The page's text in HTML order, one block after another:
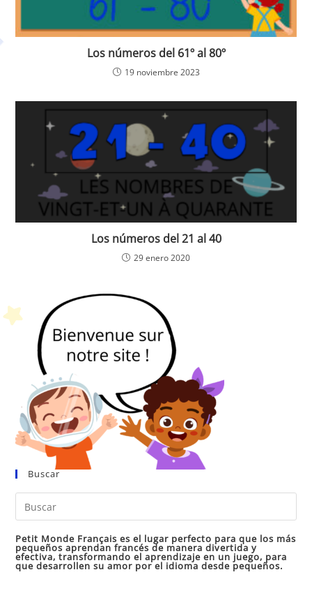
Los números del 61º al 80º
19 noviembre 2023
Los números del 21 al 40
29 enero 2020
Buscar
Petit Monde Français es el lugar perfecto para que los más
pequeños aprendan francés de manera divertida y
efectiva, transformando el aprendizaje en un juego, para
que desarrollen su amor por el idioma desde pequeños.